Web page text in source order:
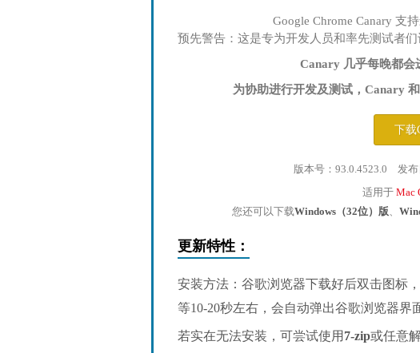
Google Chrome Canary 支
预先警告：这是专为开发人员和率先测试者
Canary 几乎每晚都会
为协助进行开发及测试，Canary
下载
版本号：93.0.4523.0 发
适用于 Mac
您还可以下载Windows（32位）版、
更新特性：
安装方法：谷歌浏览器下载好后双击图标
等10-20秒左右，会自动弹出谷歌浏览器界
若实在无法安装，可尝试使用 7-zip或任意